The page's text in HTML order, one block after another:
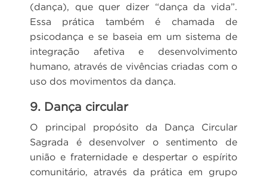
(dança), que quer dizer “dança da vida”.
Essa prática também é chamada de
psicodança e se baseia em um sistema de
integração afetiva e desenvolvimento
humano, através de vivências criadas com o
uso dos movimentos da dança.
9. Dança circular
O principal propósito da Dança Circular
Sagrada é desenvolver o sentimento de
união e fraternidade e despertar o espírito
comunitário, através da prática em grupo